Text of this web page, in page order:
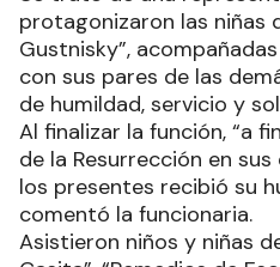
protagonizaron las niñas
Gustnisky”,
con sus pares de las
de humildad, servicio y
Al finalizar la función, “a
de la Resurrección en
los presentes recibió su
comentó la funcionaria.
Asistieron niños y niñas